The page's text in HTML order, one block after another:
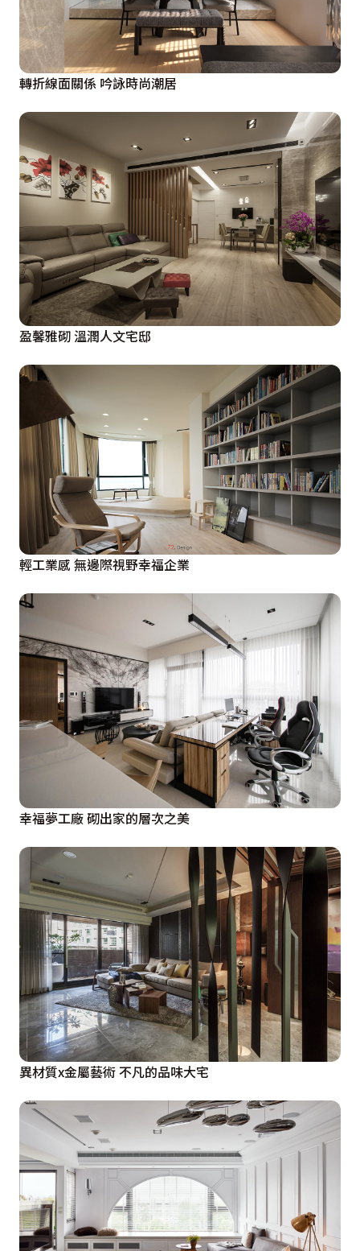
轉折線面關係 吟詠時尚潮居
盈馨雅砌 溫潤人文宅邸
輕工業感 無邊際視野幸福企業
幸福夢工廠 砌出家的層次之美
異材質x金屬藝術 不凡的品味大宅